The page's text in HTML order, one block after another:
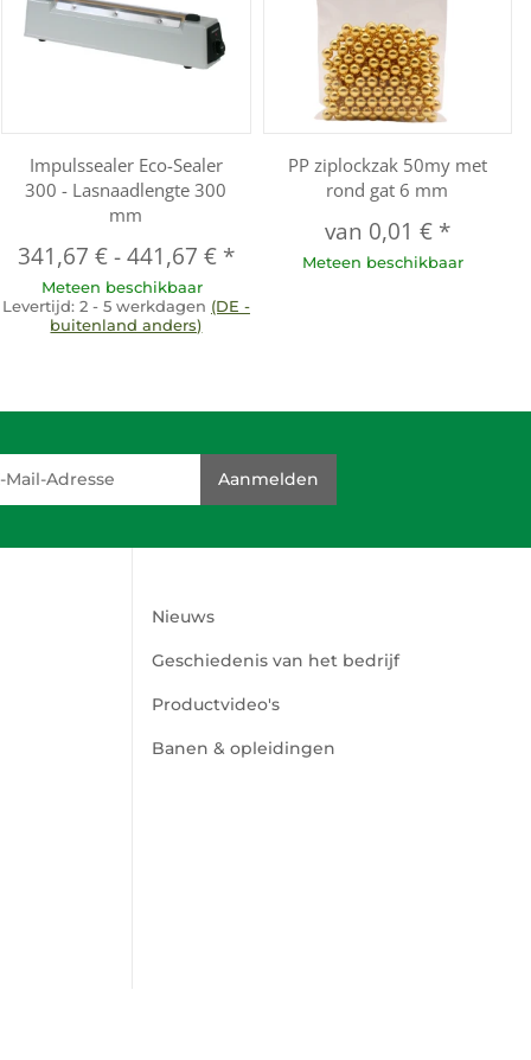
Impulssealer Eco-Sealer
300 - Lasnaadlengte 300
mm
341,67 €-441,67 € *
Meteen beschikbaar
Levertijd: 2 - 5 werkdagen (DE -
buitenland anders)
PP ziplockzak 50my met
rond gat 6 mm
van 0,01 € *
Meteen beschikbaar
Aanmelden
Nieuws
Geschiedenis van het bedrijf
Productvideo's
Banen & opleidingen